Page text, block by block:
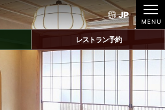
JP
レストラン予約